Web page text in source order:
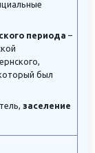
периода –
был
заселение